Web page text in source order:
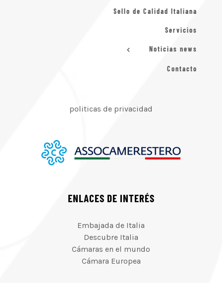
Sello de Calidad Italiana
Servicios
Noticias news
Contacto
politicas de privacidad
ENLACES DE INTERÉS
Embajada de Italia
Descubre Italia
Cámaras en el mundo
Cámara Europea